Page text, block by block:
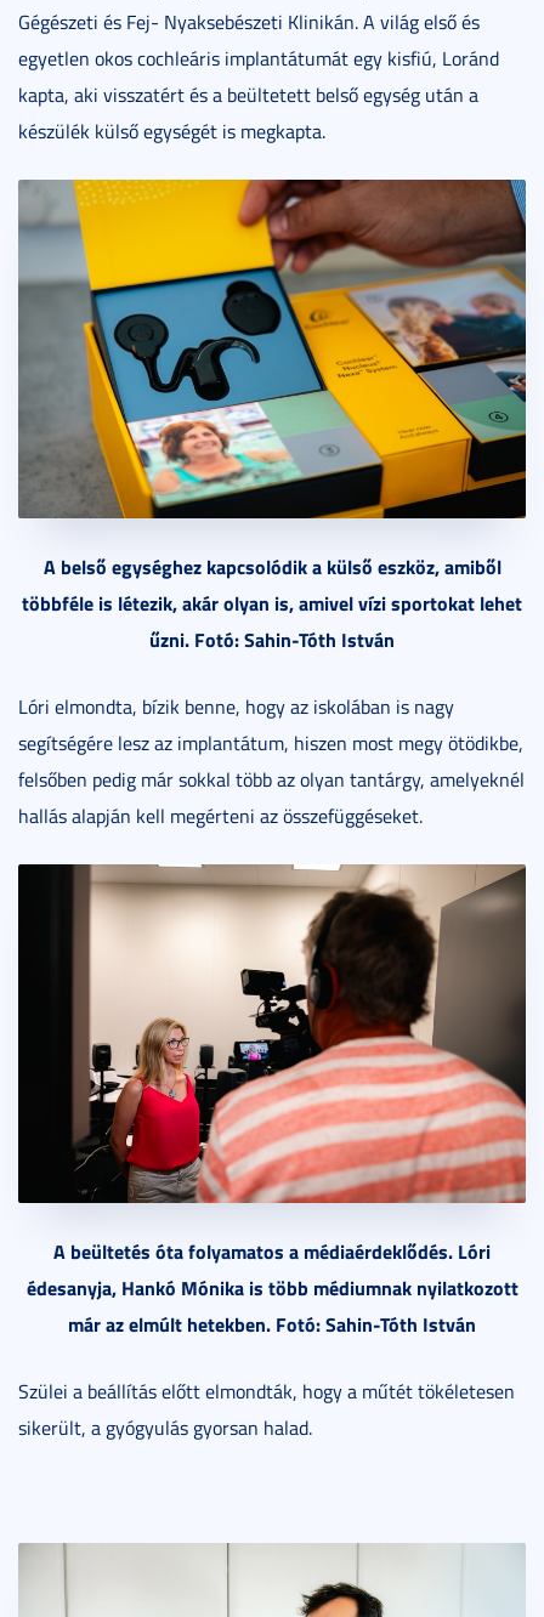
Gégészeti és Fej- Nyaksebészeti Klinikán. A világ első és
egyetlen okos cochleáris implantátumát egy kisfiú, Loránd
kapta, aki visszatért és a beültetett belső egység után a
készülék külső egységét is megkapta.
A belső egységhez kapcsolódik a külső eszköz, amiből
többféle is létezik, akár olyan is, amivel vízi sportokat lehet
űzni. Fotó: Sahin-Tóth István
Lóri elmondta, bízik benne, hogy az iskolában is nagy
segítségére lesz az implantátum, hiszen most megy ötödikbe,
felsőben pedig már sokkal több az olyan tantárgy, amelyeknél
hallás alapján kell megérteni az összefüggéseket.
A beültetés óta folyamatos a médiaérdeklődés. Lóri
édesanyja, Hankó Mónika is több médiumnak nyilatkozott
már az elmúlt hetekben. Fotó: Sahin-Tóth István
Szülei a beállítás előtt elmondták, hogy a műtét tökéletesen
sikerült, a gyógyulás gyorsan halad.